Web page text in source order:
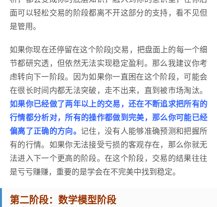
面可以轻松交易的阶段都离不开这部分的支持，看不见但
是管用。
如果你现在还停留在这个阶段j交易，把盘面上的每一个细
节都研究透，但依然无法实现稳定盈利。那么我建议你考
虑转向下一阶段。因为如果你一直困在这个阶段，可能会
在很长时间内都无法突破，走不出来，直到被市场淘汰。
如果你已经做了两年以上的交易，还在不断追求把所有的
行情都分析对，所有的操作都做到完美，那么你可能已经
偏离了正确的方向。 记住，没有人能够准确预测和把握所
有的行情。如果你无法接受亏损的客观存在，那么你就无
法进入下一个更高的阶段。在这个阶段，交易的结果往往
是亏亏赚赚，重要的是学会在不完美中找到稳定。
第二阶段：数学模型阶段